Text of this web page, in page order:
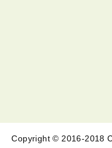
Copyright © 2016-2018